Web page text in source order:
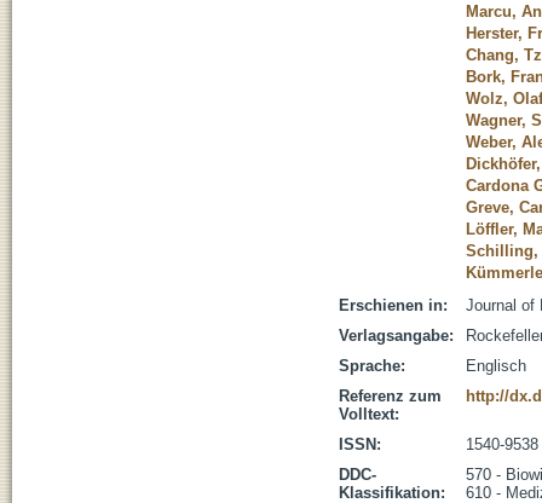
Marcu,
Herster,
Chang,
Bork,
Wolz,
Wagner,
Weber,
Cardona
Greve,
Löffler,
Schilling,
Erschienen in:
Journal of
Verlagsangabe:
Sprache:
Englisch
Referenz zum
Volltext:
http://
ISSN:
1540-9538
DDC-
Klassifikation:
570 -
610 -